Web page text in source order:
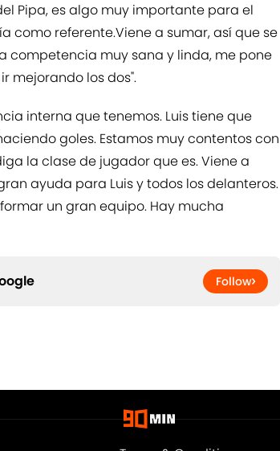
Pipa, es algo muy importante para el
como referente.Viene a sumar, así que se
competencia muy sana y linda, me pone
mejorando los dos".
interna que tenemos. Luis tiene que
goles. Estamos muy contentos con
la clase de jugador que es. Viene a
ayuda para Luis y todos los delanteros.
un gran equipo. Hay mucha
Follow